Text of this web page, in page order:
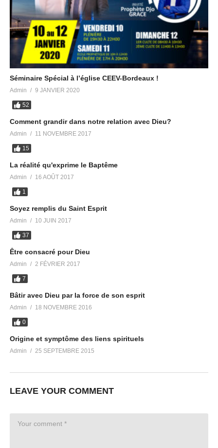
Séminaire Spécial à l’église CEEV-Bordeaux !
Admin 9 JANVIER 2020
52
Comment grandir dans notre relation avec Dieu?
Admin 11 NOVEMBRE 2017
15
La réalité qu'exprime le Baptême
Admin 16 AOÛT 2017
1
Soyez remplis du Saint Esprit
Admin 10 JUIN 2017
37
Être consacré pour Dieu
Admin 2 FÉVRIER 2017
7
Bâtir avec Dieu par la force de son esprit
Admin 18 NOVEMBRE 2016
0
Origine et symptôme des liens spirituels
Admin 25 SEPTEMBRE 2015
LEAVE YOUR COMMENT